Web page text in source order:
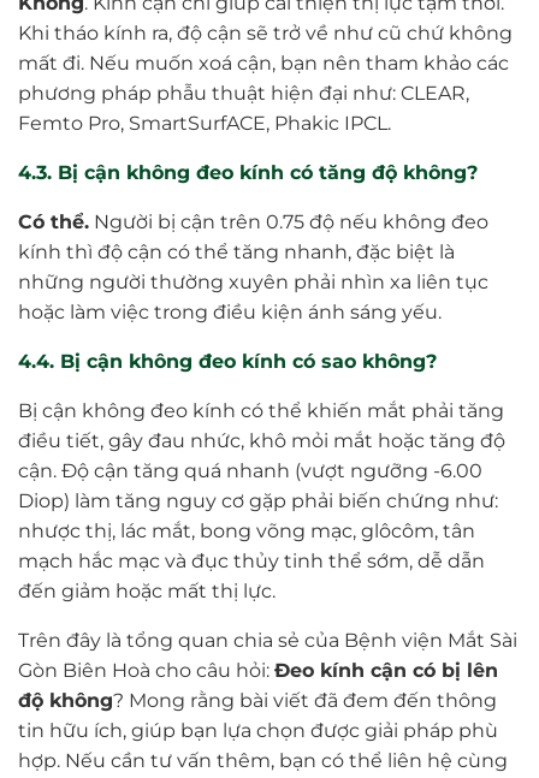
Khi tháo kính ra, độ cận sẽ trở về như cũ chứ không
mất đi. Nếu muốn xoá cận, bạn nên tham khảo các
phương pháp phẫu thuật hiện đại như: CLEAR,
Femto Pro, SmartSurfACE, Phakic IPCL.
4.3. Bị cận không đeo kính có tăng độ không?
Có thể. Người bị cận trên 0.75 độ nếu không đeo
kính thì độ cận có thể tăng nhanh, đặc biệt là
những người thường xuyên phải nhìn xa liên tục
hoặc làm việc trong điều kiện ánh sáng yếu.
4.4. Bị cận không đeo kính có sao không?
Bị cận không đeo kính có thể khiến mắt phải tăng
điều tiết, gây đau nhức, khô mỏi mắt hoặc tăng độ
cận. Độ cận tăng quá nhanh (vượt ngưỡng -6.00
Diop) làm tăng nguy cơ gặp phải biến chứng như:
nhược thị, lác mắt, bong võng mạc, glôcôm, tân
mạch hắc mạc và đục thủy tinh thể sớm, dễ dẫn
đến giảm hoặc mất thị lực.
Trên đây là tổng quan chia sẻ của Bệnh viện Mắt Sài
Gòn Biên Hoà cho câu hỏi: Đeo kính cận có bị lên
độ không? Mong rằng bài viết đã đem đến thông
tin hữu ích, giúp bạn lựa chọn được giải pháp phù
hợp. Nếu cần tư vấn thêm, bạn có thể liên hệ cùng